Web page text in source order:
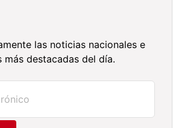
las noticias nacionales e
más destacadas del día.